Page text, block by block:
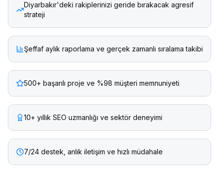
Diyarbakır'deki rakiplerinizi geride bırakacak agresif
strateji
Şeffaf aylık raporlama ve gerçek zamanlı sıralama takibi
500+ başarılı proje ve %98 müşteri memnuniyeti
10+ yıllık SEO uzmanlığı ve sektör deneyimi
7/24 destek, anlık iletişim ve hızlı müdahale